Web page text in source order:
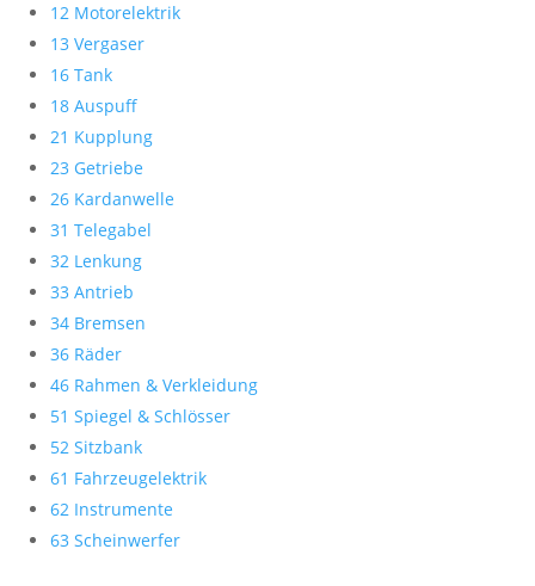
12 Motorelektrik
13 Vergaser
16 Tank
18 Auspuff
21 Kupplung
23 Getriebe
26 Kardanwelle
31 Telegabel
32 Lenkung
33 Antrieb
34 Bremsen
36 Räder
46 Rahmen & Verkleidung
51 Spiegel & Schlösser
52 Sitzbank
61 Fahrzeugelektrik
62 Instrumente
63 Scheinwerfer